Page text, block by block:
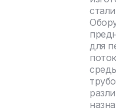
для